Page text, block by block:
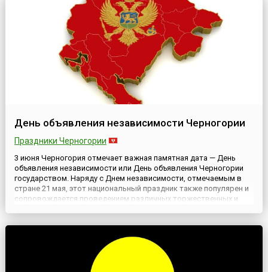
День объявления независимости Черногории
Праздники Черногории
3 июня Черногория отмечает важная памятная дата — День
объявления независимости или День объявления Черногории
государством. Наряду с Днем независимости, отмечаемым в
стране 21 мая, этот национальный праздник также популярен и
сопровождается проведением различных торжественных и